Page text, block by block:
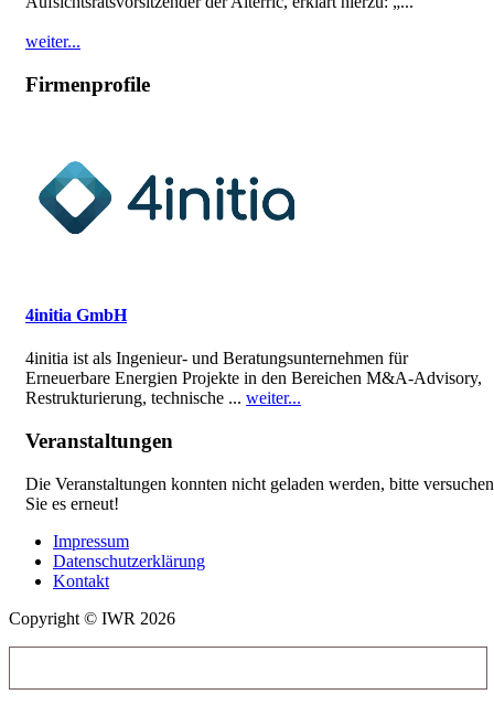
weiter...
Firmenprofile
4initia GmbH
4initia ist als Ingenieur- und Beratungsunternehmen für
Erneuerbare Energien Projekte in den Bereichen M&A-Advisory,
Restrukturierung, technische ... weiter...
Veranstaltungen
Die Veranstaltungen konnten nicht geladen werden, bitte versuchen
Sie es erneut!
Impressum
Datenschutzerklärung
Kontakt
Copyright © IWR 2026